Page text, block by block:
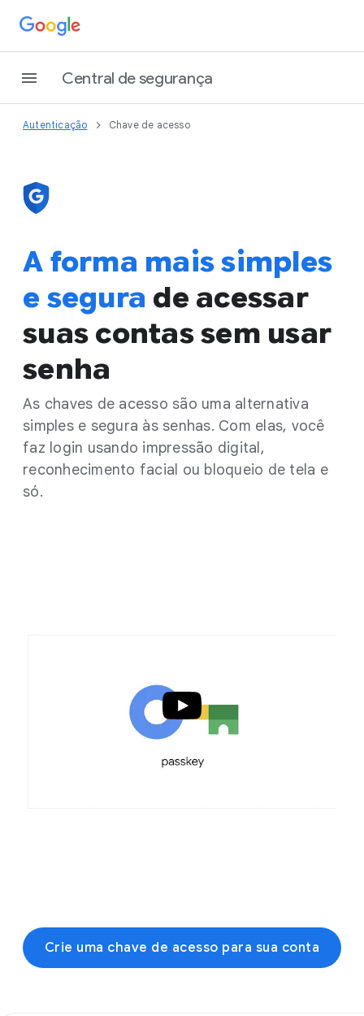
Central de segurança
Autenticação Chave de acesso
A forma mais simples
e segura de acessar
suas contas sem usar
senha
As chaves de acesso são uma alternativa
simples e segura às senhas. Com elas, você
faz login usando impressão digital,
reconhecimento facial ou bloqueio de tela e
só.
Crie uma chave de acesso para sua conta